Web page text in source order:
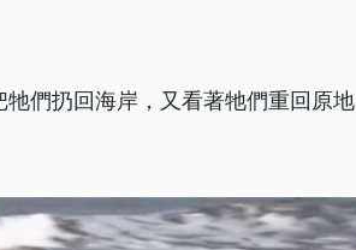
們扔回海岸，又看著牠們重回原地